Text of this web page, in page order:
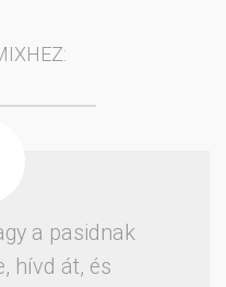
a pasidnak
hívd át, és